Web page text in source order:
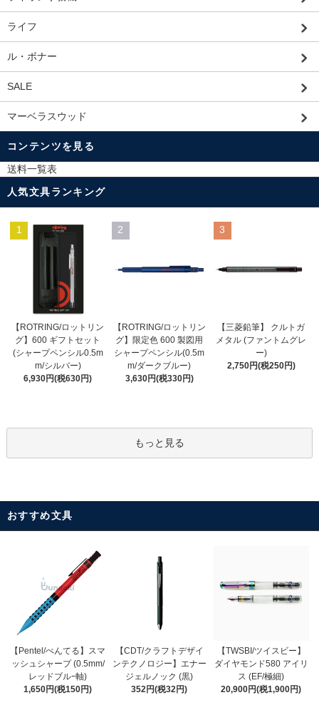
ライフ
ル・ボナー
SALE
マーベラスウッド
コンテンツを見る
送料一覧表
人気文具ランキング
1
【ROTRING/ロットリン
グ】600 ギフトセット
(シャープペンシル0.5m
m/シルバー)
6,930円(税630円)
2
【ROTRING/ロットリン
グ】限定色 600 製図用
シャープペンシル(0.5m
m/ダークブルー)
3,630円(税330円)
3
【三菱鉛筆】 クルトガ
メタル (ファントムグレ
ー)
2,750円(税250円)
もっと見る
おすすめ文具
【Pentel/ぺんてる】スマ
ッシュシャープ (0.5mm/
レッドブルｰ軸)
1,650円(税150円)
【CDT/クラフトデザイ
ンテクノロジー】エナー
ジェルノック (黒)
352円(税32円)
【TWSBI/ツイスビー】
ダイヤモンド580 アイリ
ス (EF/極細)
20,900円(税1,900円)